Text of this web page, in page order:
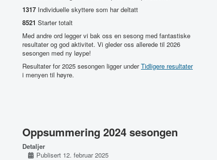
1317 Individuelle skyttere som har deltatt
8521 Starter totalt
Med andre ord legger vi bak oss en sesong med fantastiske
resultater og god aktivitet. Vi gleder oss allerede til 2026
sesongen med ny løype!
Resultater for 2025 sesongen ligger underTidligere resultater
i menyen til høyre.
Oppsummering 2024 sesongen
Detaljer
Publisert 12. februar 2025